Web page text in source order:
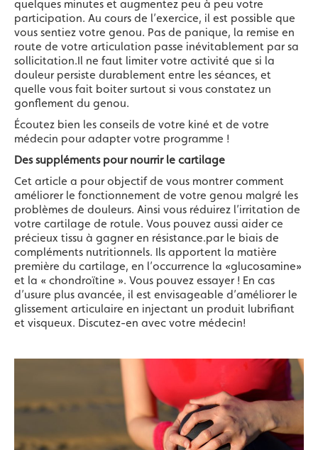
quelques minutes et augmentez peu à peu votre
participation. Au cours de l’exercice, il est possible que
vous sentiez votre genou. Pas de panique, la remise en
route de votre articulation passe inévitablement par sa
sollicitation.Il ne faut limiter votre activité que si la
douleur persiste durablement entre les séances, et
quelle vous fait boiter surtout si vous constatez un
gonflement du genou.
Écoutez bien les conseils de votre kiné et de votre
médecin pour adapter votre programme !
Des suppléments pour nourrir le cartilage
Cet article a pour objectif de vous montrer comment
améliorer le fonctionnement de votre genou malgré les
problèmes de douleurs. Ainsi vous réduirez l’irritation de
votre cartilage de rotule. Vous pouvez aussi aider ce
précieux tissu à gagner en résistance.par le biais de
compléments nutritionnels. Ils apportent la matière
première du cartilage, en l’occurrence la «glucosamine»
et la « chondroïtine ». Vous pouvez essayer ! En cas
d’usure plus avancée, il est envisageable d’améliorer le
glissement articulaire en injectant un produit lubrifiant
et visqueux. Discutez-en avec votre médecin!